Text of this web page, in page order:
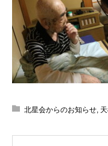
北星会からのお知らせ,